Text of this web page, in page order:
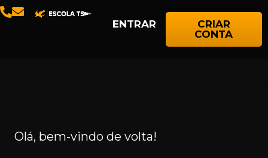
ENTRAR
CRIAR
CONTA
Olá, bem-vindo de volta!